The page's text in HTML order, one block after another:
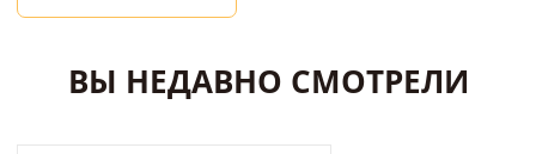
ВЫ НЕДАВНО СМОТРЕЛИ